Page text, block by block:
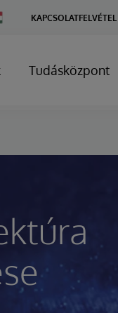
KAPCSOLATFELVÉTEL
Tudásközpont